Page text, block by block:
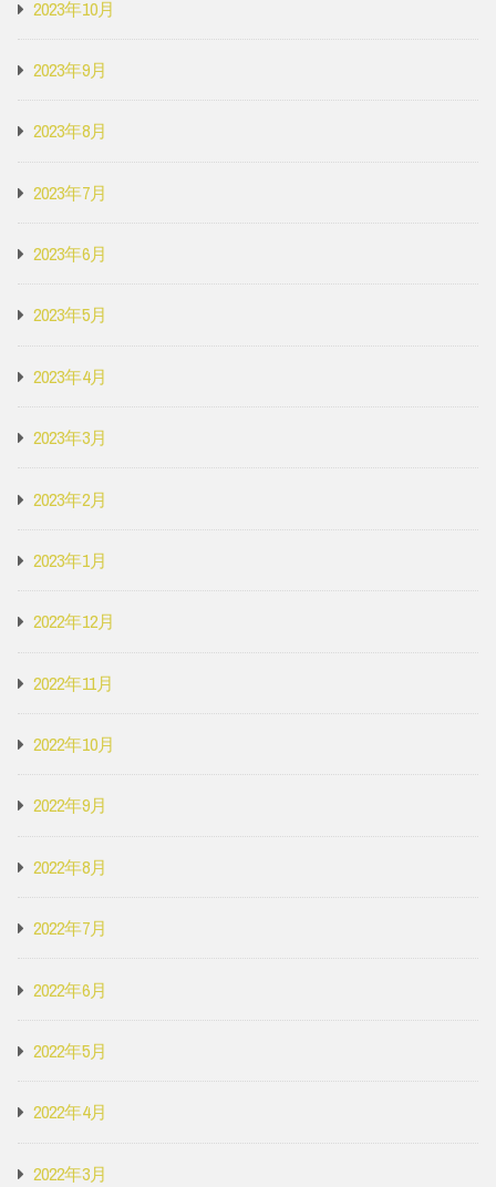
2023年10月
2023年9月
2023年8月
2023年7月
2023年6月
2023年5月
2023年4月
2023年3月
2023年2月
2023年1月
2022年12月
2022年11月
2022年10月
2022年9月
2022年8月
2022年7月
2022年6月
2022年5月
2022年4月
2022年3月